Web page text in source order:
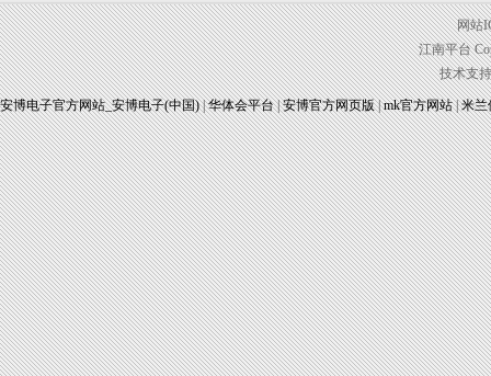
网站
江南平台
技术支
安博电子官方网站_安博电子(中国)|华体会平台|安博官方网页版|mk官方网站|米兰